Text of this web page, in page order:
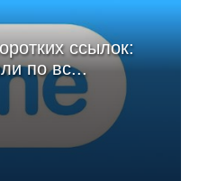
ссылок:
по вс...